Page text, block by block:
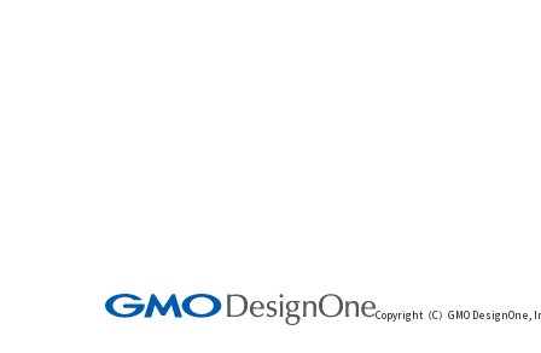
Copyright（C）GMO